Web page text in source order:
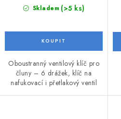
Skladem (>5 ks)
Oboustranný ventilový klíč pro
čluny – 6 drážek, klíč na
nafukovací i přetlakový ventil